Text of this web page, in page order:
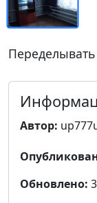
Автор:
Обновлено: